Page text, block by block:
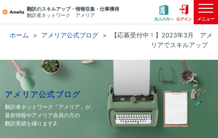
翻訳のスキルアップ・情報収集・仕事獲得
翻訳者ネットワーク アメリア
法人の方へ ログイン メニュー
ホーム アメリア公式ブログ
【応募受付中！】2023年3月 アメ
リアでスキルアップ
アメリア公式ブログ
翻訳者ネットワーク「アメリア」が、
最新情報やアメリア会員の方の
翻訳実績を綴ります♪